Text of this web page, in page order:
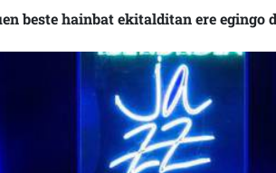
beste hainbat ekitalditan ere egingo